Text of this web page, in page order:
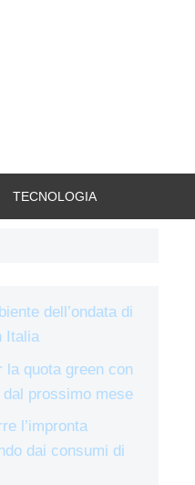
TECNOLOGIA
dell’ondata di
Italia
la quota green con
prossimo mese
l’impronta
dai consumi di